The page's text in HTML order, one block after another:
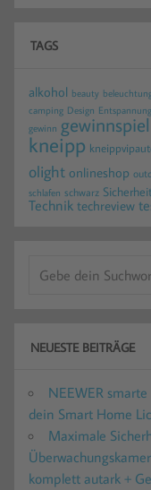
TAGS
alkohol beauty
camping Design Entspannung
gewinn gewinnspiel
kneipp
olight onlineshop
schlafen schwarz Sicherheit
Technik techreview
NEUESTE BEITRÄGE
NEEWER
dein Smart Home
Maximale
komplett autark +